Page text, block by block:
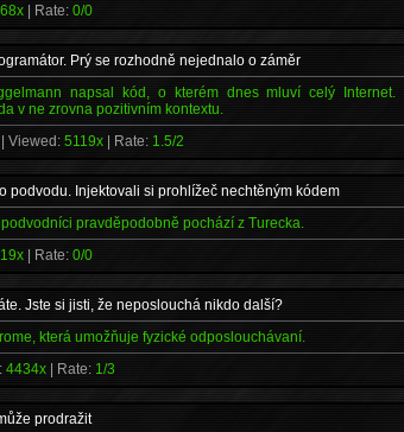
| Rate:0/0
Prý se rozhodně nejednalo o záměr
napsal kód, o kterém dnes mluví celý Internet.
v ne zrovna pozitivním kontextu.
| Viewed:5119x | Rate: 1.5/2
podvodu. Injektovali si prohlížeč nechtěným kódem
pravděpodobně pochází z Turecka.
| Rate:0/0
Jste si jisti, že neposlouchá nikdo další?
která umožňuje fyzické odposlouchávaní.
4434x | Rate: 1/3
prodražit